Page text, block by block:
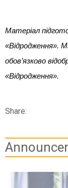
Матеріал
«Відродження».
обов’язково
«Відродження».
Share: